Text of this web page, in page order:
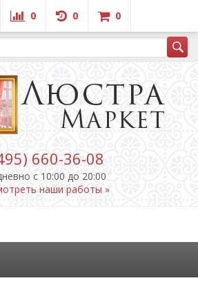
0 0 0
660-36-08
c 10:00 до 20:00
наши работы »